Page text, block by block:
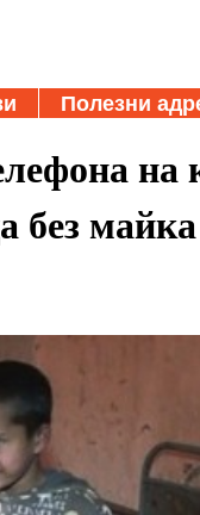
Полезни
на
без майка